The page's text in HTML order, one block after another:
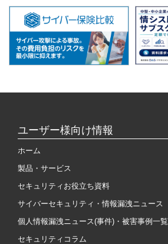
ユーザー様向け情報
ホーム
製品・サービス
セキュリティお役立ち資料
サイバーセキュリティ・情報漏洩ニュース
個人情報漏洩ニュース(事件)・被害事例一覧
セキュリティコラム